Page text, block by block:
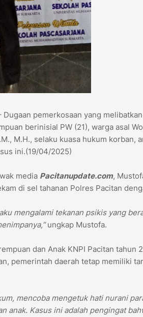
Dugaan pemerkosaan yang
berinisial PW (21), warga asal
M.H., selaku kuasa hukum
ini.(19/04/2025)
media Pacitanupdate.com,
di sel tahanan Polres Pacitan
mengalami tekanan psikis yang
ungkap Mustofa.
dan Anak KNPI Pacitan
pemerintah daerah tetap memiliki
mencoba mengetuk hati nurani
anak. Kasus ini adalah pengingat